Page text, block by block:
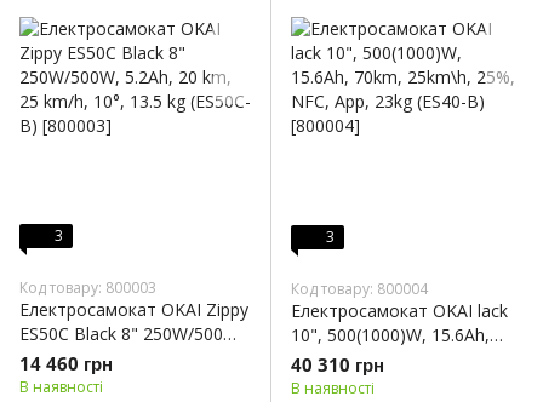
3
Код товару: 800003
Електросамокат OKAI Zippy
ES50С Black 8" 250W/500W,
5.2Ah, 20 km, 25 km/h, 10°,
13.5 kg (ES50C-B)
14 460 грн
В наявності
3
Код товару: 800004
Електросамокат OKAI lack
10", 500(1000)W, 15.6Ah,
70km, 25km\h, 25%, NFC,
App, 23kg (ES40-B)
40 310 грн
В наявності